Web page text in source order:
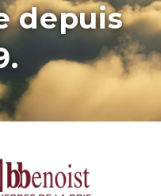
depuis